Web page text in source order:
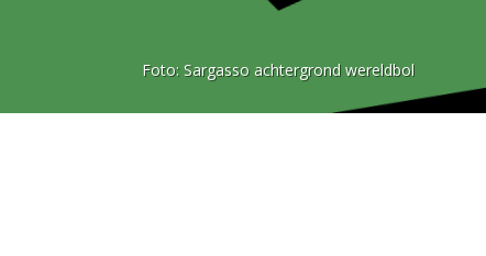
Foto: Sargasso achtergrond wereldbol